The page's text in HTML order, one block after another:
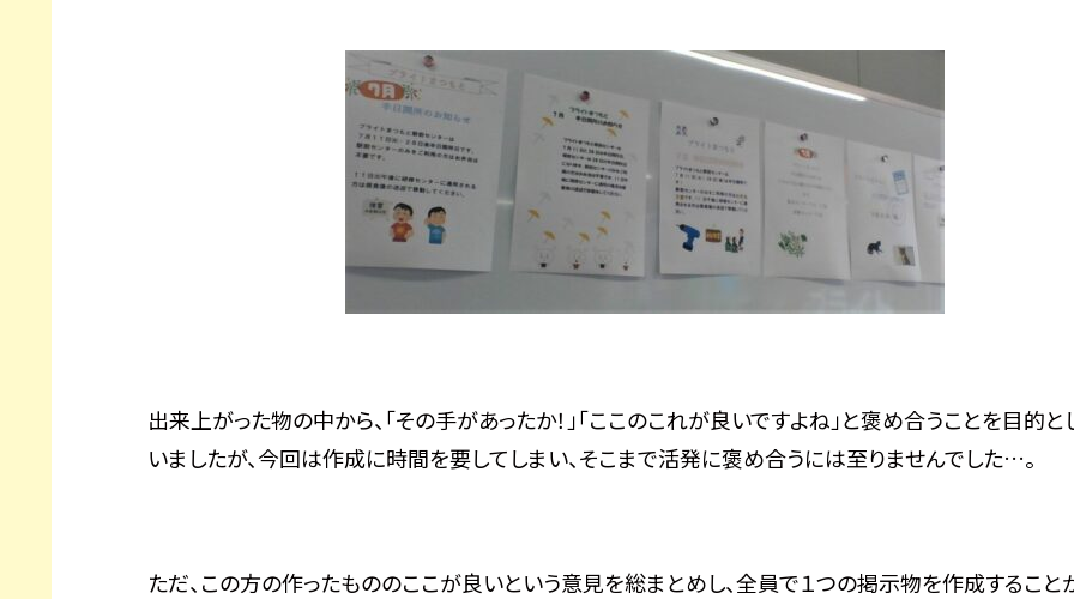
出来上がった物の中から、「その手があったか！」「ここのこれが良いですよね」と褒め合うことを目的と
いましたが、今回は作成に時間を要してしまい、そこまで活発に褒め合うには至りませんでした…。
ただ、この方の作ったもののここが良いという意見を総まとめし、全員で１つの掲示物を作成すること